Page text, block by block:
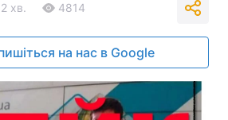
2 хв. 4814
на нас в Google